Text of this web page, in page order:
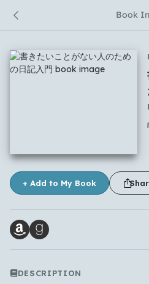
Book
+ Add to My Book
DESCRIPTION
No comments yet